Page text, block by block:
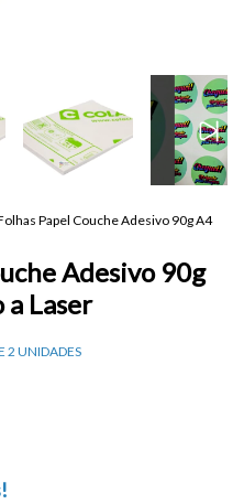
Papel Couche Adesivo 90g A4
Adesivo 90g
Laser
2 UNIDADES